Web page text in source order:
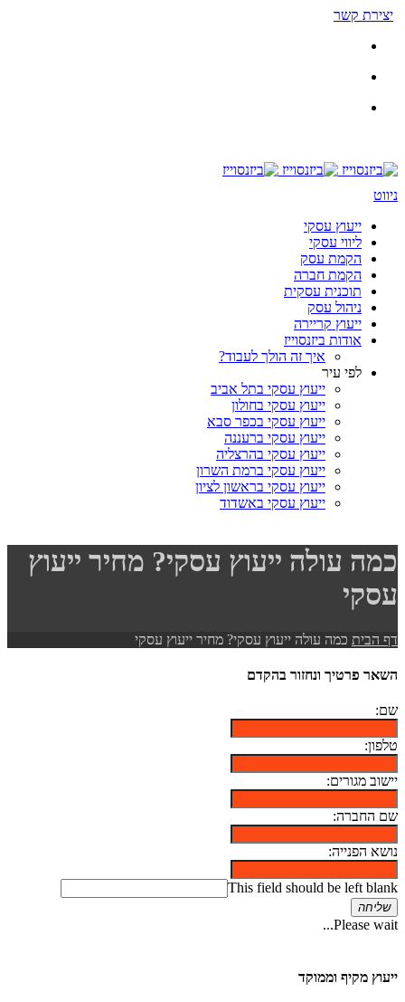
יצירת קשר
ניווט
ייעוץ עסקי
ליווי עסקי
הקמת עסק
הקמת חברה
תוכנית עסקית
ניהול עסק
ייעוץ קריירה
אודות ביזנסוייז
איך זה הולך לעבוד?
לפי עיר
ייעוץ עסקי בתל אביב
ייעוץ עסקי בחולון
ייעוץ עסקי בכפר סבא
ייעוץ עסקי ברעננה
ייעוץ עסקי בהרצליה
ייעוץ עסקי ברמת השרון
ייעוץ עסקי בראשון לציון
ייעוץ עסקי באשדוד
כמה עולה ייעוץ עסקי? מחיר ייעוץ
עסקי
דף הבית כמה עולה ייעוץ עסקי? מחיר ייעוץ עסקי
השאר פרטיך ונחזור בהקדם
שם:
טלפון:
יישוב מגורים:
שם החברה:
נושא הפנייה:
This field should be left blank
שליחה
Please wait...
ייעוץ מקיף וממוקד